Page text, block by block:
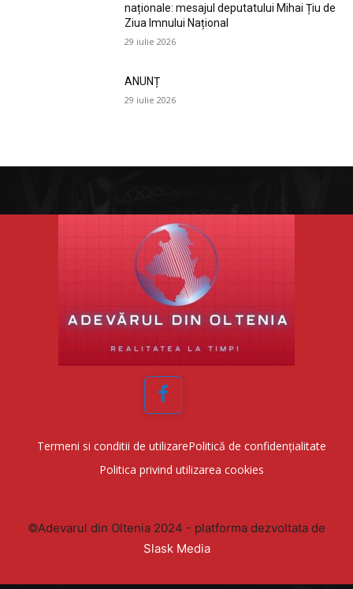
naționale: mesajul deputatului Mihai Țiu de
Ziua Imnului Național
29 iulie 2026
ANUNȚ
29 iulie 2026
Termeni si conditii de utilizarePolitică de confidențialitate
Politica privind utilizarea cookies
©Adevarul din Oltenia 2024 - platforma dezvoltata de
Slask Media